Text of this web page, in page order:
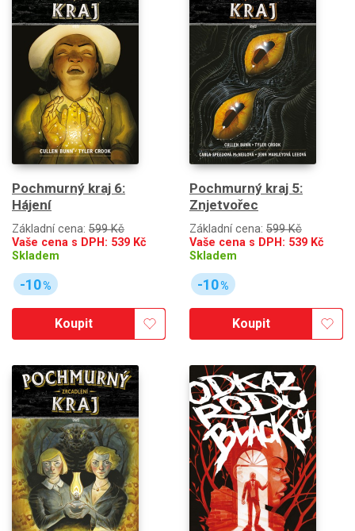
Pochmurný kraj 6:
Hájení
Základní cena: 599 Kč
Vaše cena s DPH: 539 Kč
Skladem
-10%
Koupit
Pochmurný kraj 5:
Znjetvořec
Základní cena: 599 Kč
Vaše cena s DPH: 539 Kč
Skladem
-10%
Koupit